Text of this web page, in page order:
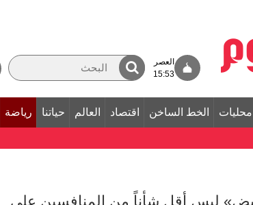
العصر
15:53
محليات الخط الساخن اقتصاد العالم حياتنا رياضة
ليس أقل شأناً من المنافسين على